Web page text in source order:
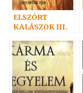
ELSZÓRT
KALÁSZOK III.